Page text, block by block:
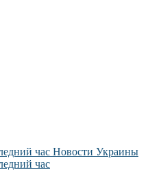
Новости Украины